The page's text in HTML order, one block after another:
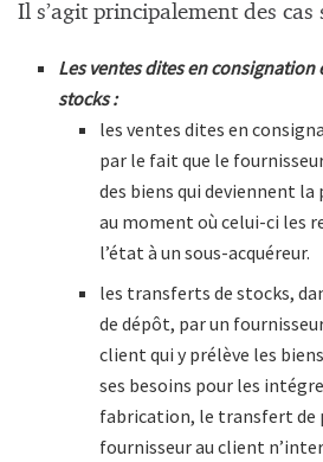
Il s’agit principalement des cas
Les ventes dites en consignation
stocks :
les ventes dites en
par le fait que le
des biens qui deviennent
au moment où celui-ci les
l’état à un sous-acquéreur.
les transferts de stocks,
de dépôt, par un
client qui y prélève les
ses besoins pour les
fabrication, le transfert de
fournisseur au client